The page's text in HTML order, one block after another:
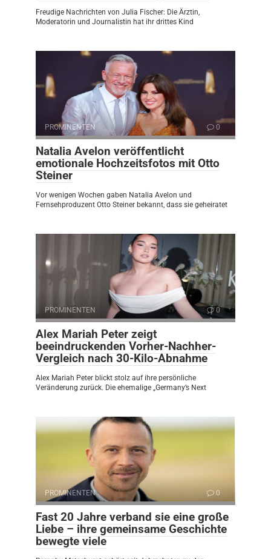
Freudige Nachrichten von Julia Fischer: Die Ärztin,
Moderatorin und Journalistin hat ihr drittes Kind
PROMINENTEN 0
Natalia Avelon veröffentlicht
emotionale Hochzeitsfotos mit Otto
Steiner
Vor wenigen Wochen gaben Natalia Avelon und
Fernsehproduzent Otto Steiner bekannt, dass sie geheiratet
PROMINENTEN 0
Alex Mariah Peter zeigt
beeindruckenden Vorher-Nachher-
Vergleich nach 30-Kilo-Abnahme
Alex Mariah Peter blickt stolz auf ihre persönliche
Veränderung zurück. Die ehemalige „Germany’s Next
PROMINENTEN 0
Fast 20 Jahre verband sie eine große
Liebe – ihre gemeinsame Geschichte
bewegte viele